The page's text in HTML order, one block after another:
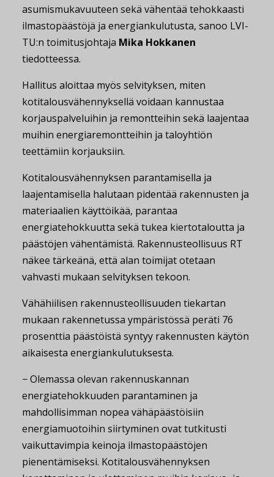
asumismukavuuteen sekä vähentää tehokkaasti
ilmastopäästöjä ja energiankulutusta, sanoo LVI-
TU:n toimitusjohtaja Mika Hokkanen
tiedotteessa.
Hallitus aloittaa myös selvityksen, miten
kotitalousvähennyksellä voidaan kannustaa
korjauspalveluihin ja remontteihin sekä laajentaa
muihin energiaremontteihin ja taloyhtiön
teettämiin korjauksiin.
Kotitalousvähennyksen parantamisella ja
laajentamisella halutaan pidentää rakennusten ja
materiaalien käyttöikää, parantaa
energiatehokkuutta sekä tukea kiertotaloutta ja
päästöjen vähentämistä. Rakennusteollisuus RT
näkee tärkeänä, että alan toimijat otetaan
vahvasti mukaan selvityksen tekoon.
Vähähiilisen rakennusteollisuuden tiekartan
mukaan rakennetussa ympäristössä peräti 76
prosenttia päästöistä syntyy rakennusten käytön
aikaisesta energiankulutuksesta.
− Olemassa olevan rakennuskannan
energiatehokkuuden parantaminen ja
mahdollisimman nopea vähäpäästöisiin
energiamuotoihin siirtyminen ovat tutkitusti
vaikuttavimpia keinoja ilmastopäästöjen
pienentämiseksi. Kotitalousvähennyksen